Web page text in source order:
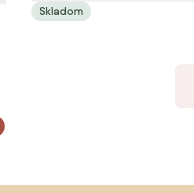
Skladom